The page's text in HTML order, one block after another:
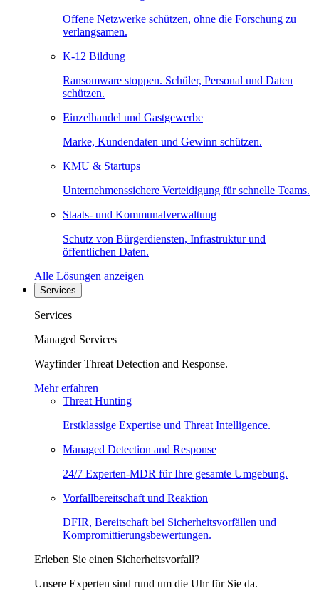
Offene Netzwerke schützen, ohne die Forschung zu
verlangsamen.
K-12 Bildung
Ransomware stoppen. Schüler, Personal und Daten
schützen.
Einzelhandel und Gastgewerbe
Marke, Kundendaten und Gewinn schützen.
KMU & Startups
Unternehmenssichere Verteidigung für schnelle Teams.
Staats- und Kommunalverwaltung
Schutz von Bürgerdiensten, Infrastruktur und
öffentlichen Daten.
Alle Lösungen anzeigen
Services
Services
Managed Services
Wayfinder Threat Detection and Response.
Mehr erfahren
Threat Hunting
Erstklassige Expertise und Threat Intelligence.
Managed Detection and Response
24/7 Experten-MDR für Ihre gesamte Umgebung.
Vorfallbereitschaft und Reaktion
DFIR, Bereitschaft bei Sicherheitsvorfällen und
Kompromittierungsbewertungen.
Erleben Sie einen Sicherheitsvorfall?
Unsere Experten sind rund um die Uhr für Sie da.